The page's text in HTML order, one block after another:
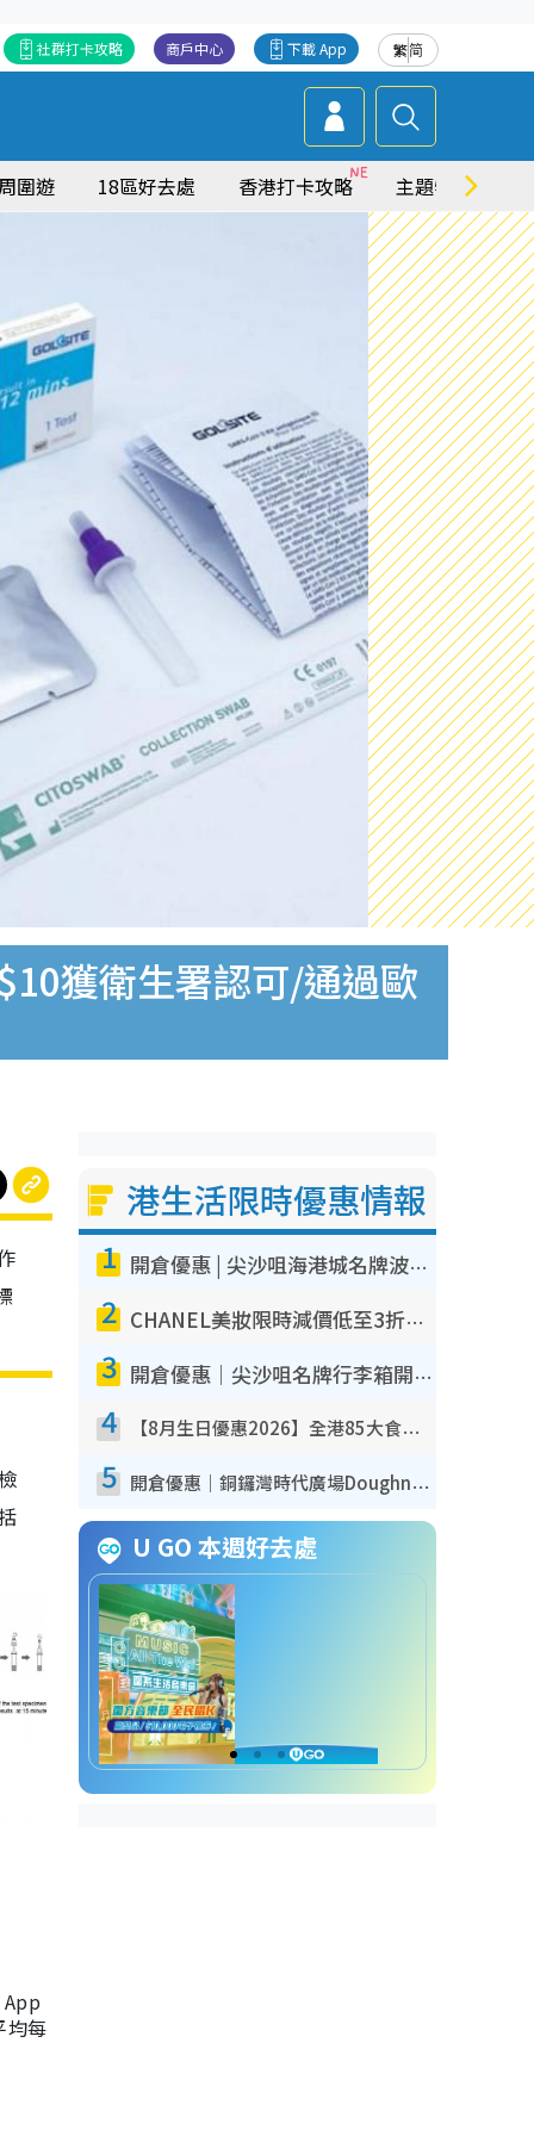
繁简
下載 App
商戶中心
社群打卡攻略
圍遊 18區好去處 香港打卡攻略 主題特集
獲衛生署認可/通過歐
均每
港生活限時優惠情報
1 開倉優惠 | 尖沙咀海港城名牌波鞋開倉低至1折！On鞋$899起／Joy&Peace鞋履$98起
2 CHANEL美妝限時減價低至3折！人氣粉底/唇膏/精華液低至$275！COCO香水都有平
3 開倉優惠｜尖沙咀名牌行李箱開倉低至4折！一連5日 American Tourister/ace./Hallmark $200起！
4 【8月生日優惠2026】全港85大食買玩著數攻略 自助餐/火鍋放題同行免費＋誠品/DONKI送現金券
5 開倉優惠｜銅鑼灣時代廣場Doughnut/Campo Marzio開倉低至1折！背囊、書包、手袋劈價$200起
U GO 本週好去處